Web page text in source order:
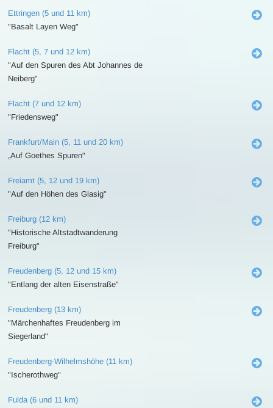
Ettringen (5 und 11 km)
"Basalt Layen Weg"
Flacht (5, 7 und 12 km)
"Auf den Spuren des Abt Johannes de
Neiberg"
Flacht (7 und 12 km)
"Friedensweg"
Frankfurt/Main (5, 11 und 20 km)
„Auf Goethes Spuren"
Freiamt (5, 12 und 19 km)
"Auf den Höhen des Glasig"
Freiburg (12 km)
"Historische Altstadtwanderung
Freiburg"
Freudenberg (5, 12 und 15 km)
"Entlang der alten Eisenstraße"
Freudenberg (13 km)
"Märchenhaftes Freudenberg im
Siegerland"
Freudenberg-Wilhelmshöhe (11 km)
"Ischerothweg"
Fulda (6 und 11 km)